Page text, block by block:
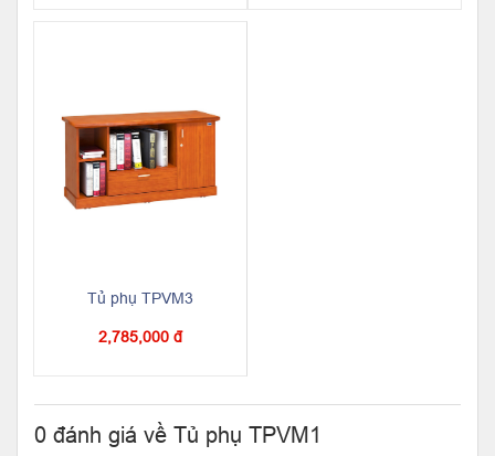
Tủ phụ TPVM3
2,785,000 đ
0 đánh giá về Tủ phụ TPVM1